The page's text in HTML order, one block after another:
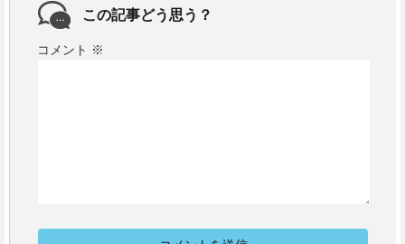
この記事どう思う？
コメント ※